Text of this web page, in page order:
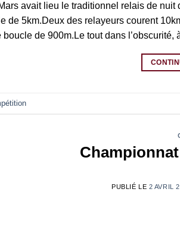
avait lieu le traditionnel relais de
de 5km.Deux des relayeurs courent
boucle de 900m.Le tout dans l’obscurité,
PUBLIÉ LE 2 AVRIL